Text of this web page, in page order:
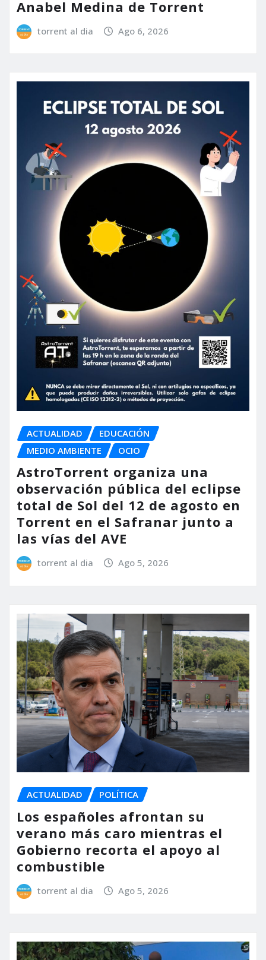
Anabel Medina de Torrent
torrent al dia Ago 6, 2026
ACTUALIDAD
EDUCACIÓN
MEDIO AMBIENTE
OCIO
AstroTorrent organiza una
observación pública del eclipse
total de Sol del 12 de agosto en
Torrent en el Safranar junto a
las vías del AVE
torrent al dia Ago 5, 2026
ACTUALIDAD POLÍTICA
Los españoles afrontan su
verano más caro mientras el
Gobierno recorta el apoyo al
combustible
torrent al dia Ago 5, 2026